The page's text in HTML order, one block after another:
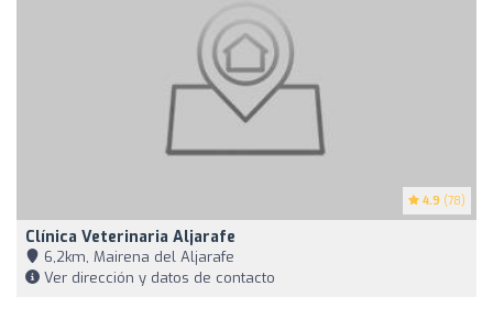
4.9 (78)
Clínica Veterinaria Aljarafe
6,2km, Mairena del Aljarafe
Ver dirección y datos de contacto